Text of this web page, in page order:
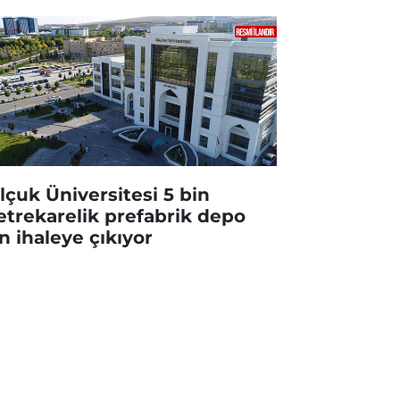
Üniversitesi 5 bin
prefabrik depo
ihaleye çıkıyor